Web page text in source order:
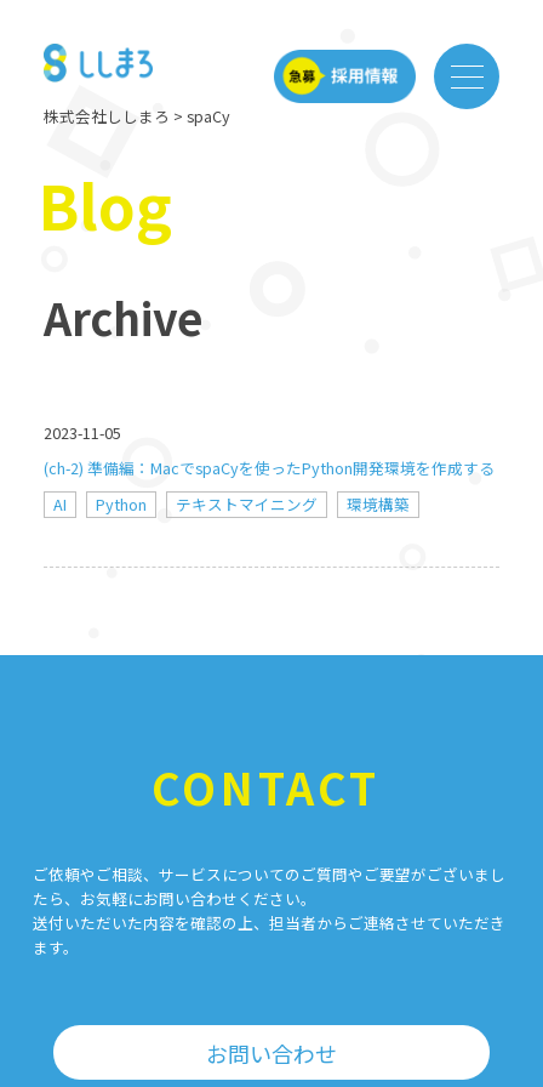
株式会社ししまろ > spaCy
Blog
Archive
2023-11-05
(ch-2) 準備編：MacでspaCyを使ったPython開発環境を作成する
AI
Python テキストマイニング 環境構築
CONTACT
ご依頼やご相談、サービスについてのご質問やご要望がございまし
たら、お気軽にお問い合わせください。
送付いただいた内容を確認の上、担当者からご連絡させていただき
ます。
お問い合わせ